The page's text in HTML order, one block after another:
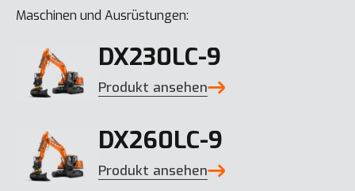
Maschinen und Ausrüstungen:
DX230LC-9
Produkt ansehen
DX260LC-9
Produkt ansehen